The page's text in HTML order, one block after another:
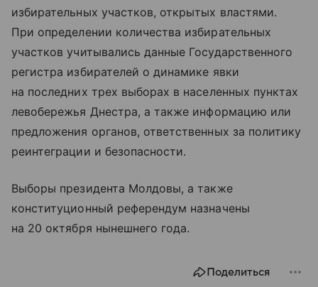
избирательных участков, открытых властями.
При определении количества избирательных
участков учитывались данные Государственного
регистра избирателей о динамике явки
на последних трех выборах в населенных пунктах
левобережья Днестра, а также информацию или
предложения органов, ответственных за политику
реинтеграции и безопасности.
Выборы президента Молдовы, а также
конституционный референдум назначены
на 20 октября нынешнего года.
Поделиться